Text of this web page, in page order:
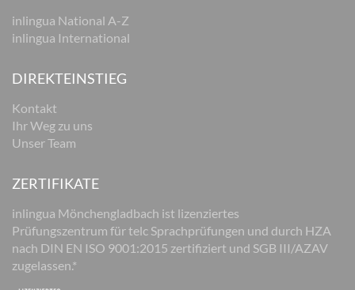
inlingua National A-Z
inlingua International
DIREKTEINSTIEG
Kontakt
Ihr Weg zu uns
Unser Team
ZERTIFIKATE
inlingua Mönchengladbach ist lizenziertes
Prüfungszentrum für telc Sprachprüfungen und durch HZA
nach DIN EN ISO 9001:2015 zertifiziert und SGB III/AZAV
zugelassen.*